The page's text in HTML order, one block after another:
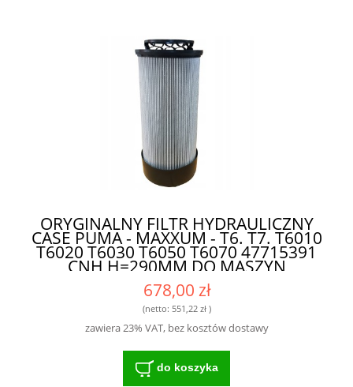
ORYGINALNY FILTR HYDRAULICZNY
CASE PUMA - MAXXUM - T6. T7. T6010
T6020 T6030 T6050 T6070 47715391
CNH H=290MM DO MASZYN
ROLNICZYCH
678,00 zł
(netto: 551,22 zł)
zawiera 23% VAT, bez kosztów dostawy
do koszyka